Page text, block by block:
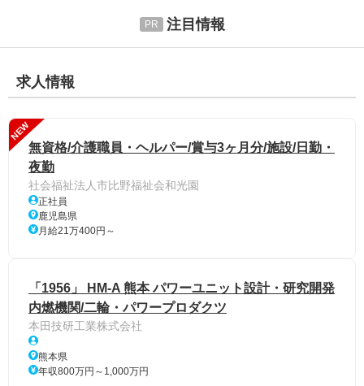
注目情報
求人情報
NEW
無資格/介護職員・ヘルパー/賞与3ヶ月分/施設/日勤・
夜勤
社会福祉法人市比野福祉会和光園
正社員
鹿児島県
月給21万400円～
「1956」 HM-A 熊本 パワーユニット設計・研究開発
内燃機関/二輪・パワープロダクツ
本田技研工業株式会社
熊本県
年収800万円～1,000万円